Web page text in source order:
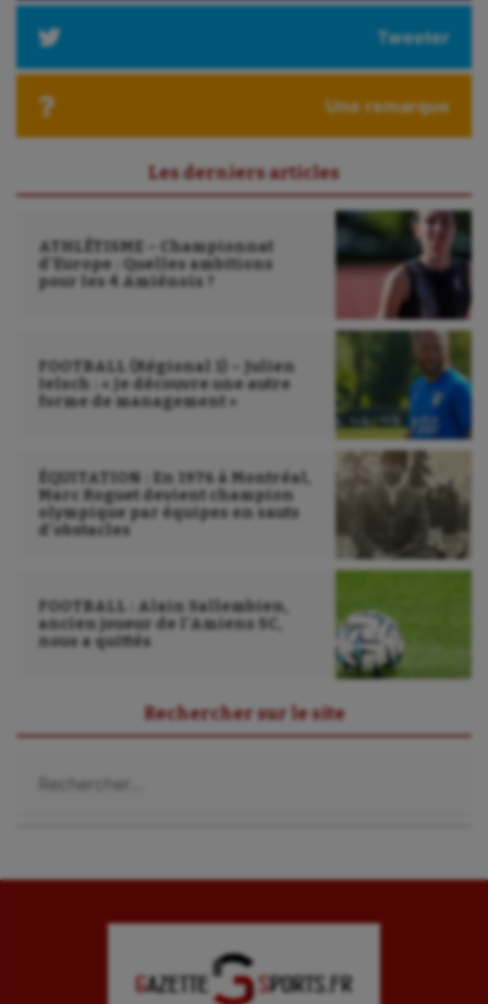
Tweeter
Une remarque
Les derniers articles
ATHLÉTISME – Championnat
d’Europe : Quelles ambitions
pour les 4 Amiénois ?
FOOTBALL (Régional 1) – Julien
Ielsch : « Je découvre une autre
forme de management »
ÉQUITATION : En 1976 à Montréal,
Marc Roguet devient champion
olympique par équipes en sauts
d’obstacles
FOOTBALL : Alain Sallembien,
ancien joueur de l’Amiens SC,
nous a quittés
Rechercher sur le site